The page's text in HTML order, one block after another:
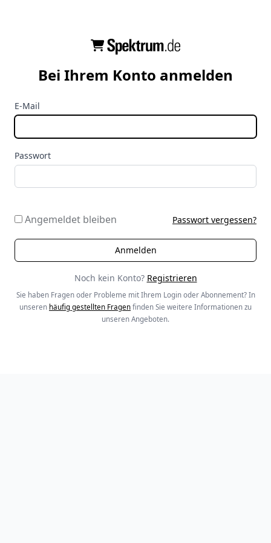
Bei Ihrem Konto anmelden
E-Mail
Passwort
Angemeldet bleiben Passwort vergessen?
Noch kein Konto? Registrieren
Sie haben Fragen oder Probleme mit Ihrem Login oder Abonnement? In
unseren häufig gestellten Fragen finden Sie weitere Informationen zu
unseren Angeboten.